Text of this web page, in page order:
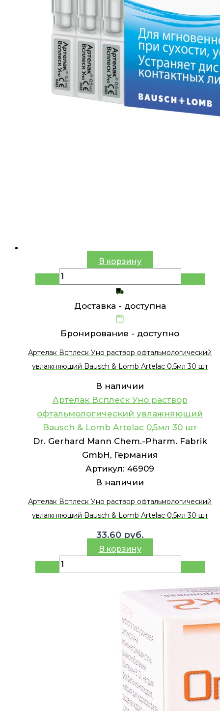
В корзину
Доставка - доступна
Бронирование - доступно
Артелак Всплеск Уно раствор офтальмологический
увлажняющий Bausch & Lomb Artelac 0,5мл 30 шт
В наличии
Артелак Всплеск Уно раствор
офтальмологический увлажняющий
Bausch & Lomb Artelac 0,5мл 30 шт
Dr. Gerhard Mann Chem.-Pharm. Fabrik
GmbH, Германия
Артикул: 46909
В наличии
Артелак Всплеск Уно раствор офтальмологический
увлажняющий Bausch & Lomb Artelac 0,5мл 30 шт
33.60 руб.
В корзину